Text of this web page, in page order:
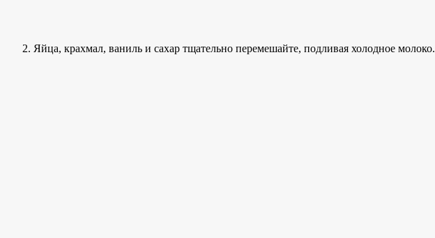
Яйца, крахмал, ваниль и сахар тщательно перемешайте, подливая холодное молоко.